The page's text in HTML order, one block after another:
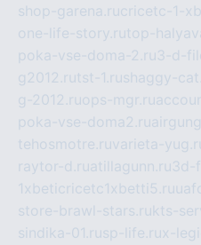
shop-garena.rucricetc-1-
one-life-story.rutop-
poka-vse-doma-2.ru3-d-
g2012.rutst-1.rushaggy-
g-2012.ruops-mgr.ru
poka-vse-doma2.ru
tehosmotre.ruvarieta-
raytor-d.ruatillagunn.ru3d-
1xbeticricetc1xbetti5.ru
store-brawl-stars.rukts-
sindika-01.rusp-life.rux-